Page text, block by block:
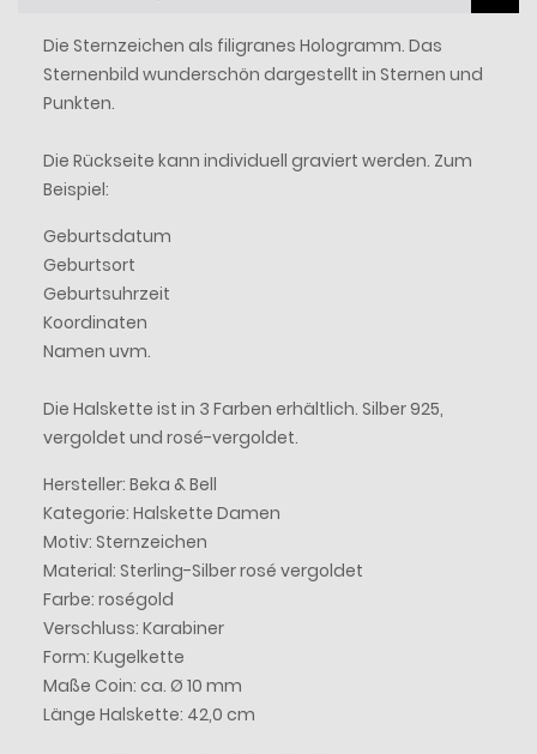
Die Sternzeichen als filigranes Hologramm. Das
Sternenbild wunderschön dargestellt in Sternen und
Punkten.
Die Rückseite kann individuell graviert werden. Zum
Beispiel:
Geburtsdatum
Geburtsort
Geburtsuhrzeit
Koordinaten
Namen uvm.
Die Halskette ist in 3 Farben erhältlich. Silber 925,
vergoldet und rosé-vergoldet.
Hersteller: Beka & Bell
Kategorie: Halskette Damen
Motiv: Sternzeichen
Material: Sterling-Silber rosé vergoldet
Farbe: roségold
Verschluss: Karabiner
Form: Kugelkette
Maße Coin: ca. Ø 10 mm
Länge Halskette: 42,0 cm